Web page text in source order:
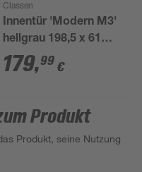
Classen
Innentür 'Modern M3'
hellgrau 198,5 x 61
cm, Linksanschlag
179,99 €
Produkt
Produkt, seine Nutzung